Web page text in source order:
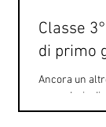
Classe
di primo
Ancora un
secondaria di
Torino, questa